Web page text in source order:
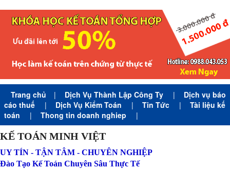
Trang chủ | Dịch Vụ Thành Lập Công Ty |
Dịch vụ báo
cáo thuế
| Dịch Vụ Kiểm Toán | Tin Tức |
Tài liệu kế
toán
| Thong tin doanh nghiep |
KẾ TOÁN MINH VIỆT
UY TÍN - TẬN TÂM - CHUYÊN NGHIỆP
Đào Tạo Kế Toán Chuyên Sâu Thực Tế